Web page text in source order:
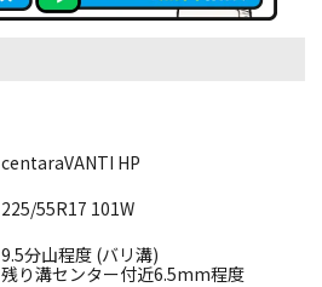
centaraVANTI HP
225/55R17 101W
9.5分山程度 (バリ溝)
残り溝センター付近6.5mm程度